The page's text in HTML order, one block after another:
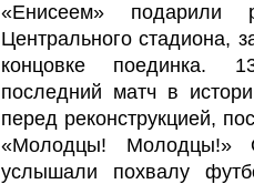
«Енисеем» подарили
Центрального стадиона,
концовке поединка.
последний матч в
перед реконструкцией,
«Молодцы! Молодцы!»
услышали похвалу